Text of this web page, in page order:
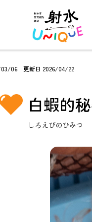
03/06 更新日 2026/04/22
白蝦的
しろえびのひみつ